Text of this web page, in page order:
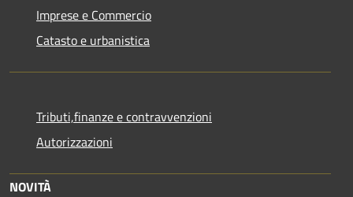
Imprese e Commercio
Catasto e urbanistica
Tributi,finanze e contravvenzioni
Autorizzazioni
NOVITÀ